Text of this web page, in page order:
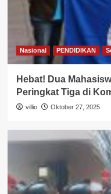
Nasional PENDIDIKAN
Hebat! Dua
Peringkat Tiga di
villio Oktober 27, 2025